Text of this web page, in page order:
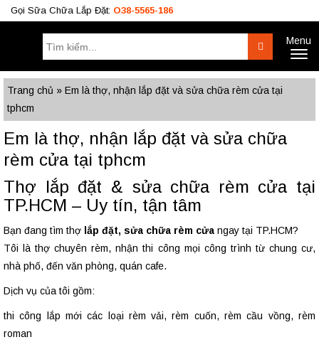
Gọi Sữa Chữa Lắp Đặt: O38-5565-186
Tìm
kiếm:
SearchMenu
Công Trình BÁO GIÁ RÈM Tư Vấn
O933.OO6.OO9
Trang chủ » Em là thợ, nhận lắp đặt và sửa chữa rèm cửa tại
tphcm
Em là thợ, nhận lắp đặt và sửa chữa
rèm cửa tại tphcm
Thợ lắp đặt & sửa chữa rèm cửa tại
TP.HCM – Uy tín, tận tâm
Bạn đang tìm thợ lắp đặt, sửa chữa rèm cửa ngay tại TP.HCM?
Tôi là thợ chuyên rèm, nhận thi công mọi công trình từ chung cư,
nhà phố, đến văn phòng, quán cafe.
Dịch vụ của tôi gồm:
thi công lắp mới các loại rèm vải, rèm cuốn, rèm cầu vồng, rèm
roman